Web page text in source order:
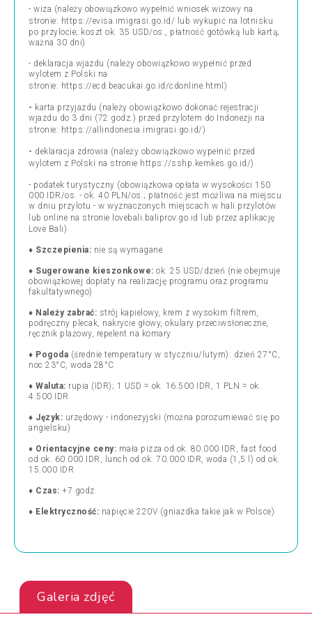
- wiza (należy obowiązkowo wypełnić wniosek wizowy na
stronie: https://evisa.imigrasi.go.id/ lub wykupić na lotnisku
po przylocie; koszt ok. 35 USD/os., płatność gotówką lub kartą;
ważna 30 dni)
- deklaracja wjazdu (należy obowiązkowo wypełnić przed
wylotem z Polski na
stronie: https://ecd.beacukai.go.id/cdonline.html )
- karta przyjazdu (należy obowiązkowo dokonać rejestracji
wjazdu do 3 dni (72 godz.) przed przylotem do Indonezji na
stronie: https://allindonesia.imigrasi.go.id/)
- deklaracja zdrowia (należy obowiązkowo wypełnić przed
wylotem z Polski na stronie https://sshp.kemkes.go.id/)
- podatek turystyczny (obowiązkowa opłata w wysokości 150
000 IDR/os. - ok. 40 PLN/os.; płatność jest możliwa na miejscu
w dniu przylotu - w wyznaczonych miejscach w hali przylotów
lub online na stronie lovebali.baliprov.go.id
lub przez aplikację
Love Bali)
♦ Szczepienia: nie są wymagane
♦ Sugerowane kieszonkowe: ok. 25 USD/dzień (nie obejmuje
obowiązkowej dopłaty na realizację programu oraz programu
fakultatywnego)
♦ Należy zabrać: strój kapielowy, krem z wysokim filtrem,
podręczny plecak, nakrycie głowy, okulary przeciwsłoneczne,
ręcznik plażowy, repelent na komary
♦ Pogoda (średnie temperatury w styczniu/lutym): dzień 27°C,
noc 23°C, woda 28°C
♦ Waluta: rupia (IDR); 1 USD = ok. 16.500 IDR, 1 PLN = ok.
4.500 IDR
♦ Język: urzędowy - indonezyjski (można porozumiewać się po
angielsku)
♦ Orientacyjne ceny: mała pizza od ok. 80.000 IDR, fast food
od ok. 60.000 IDR, lunch od ok. 70.000 IDR, woda (1,5 l) od ok.
15.000 IDR
♦ Czas: +7 godz.
♦ Elektryczność: napięcie 220V (gniazdka takie jak w Polsce)
Galeria zdjęć